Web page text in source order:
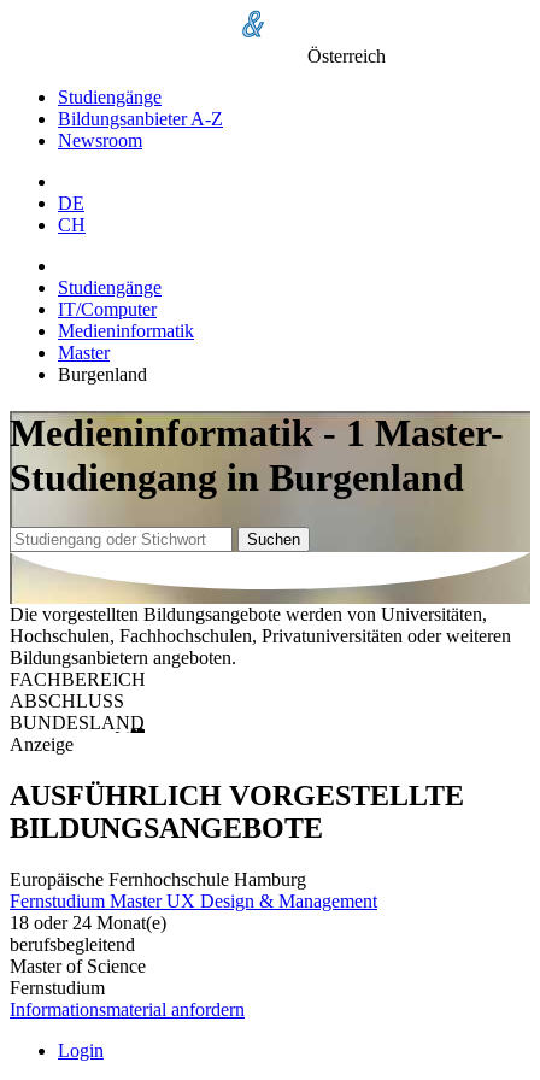
Österreich
Studiengänge
Bildungsanbieter A-Z
Newsroom
DE
CH
Studiengänge
IT/Computer
Medieninformatik
Master
Burgenland
Medieninformatik - 1 Master-
Studiengang in Burgenland
Suchen
Die vorgestellten Bildungsangebote werden von Universitäten,
Hochschulen, Fachhochschulen, Privatuniversitäten oder weiteren
Bildungsanbietern angeboten.
FACHBEREICH
ABSCHLUSS
BUNDESLAND
Anzeige
AUSFÜHRLICH VORGESTELLTE
BILDUNGSANGEBOTE
Europäische Fernhochschule Hamburg
Fernstudium Master UX Design & Management
18 oder 24 Monat(e)
berufsbegleitend
Master of Science
Fernstudium
Informationsmaterial anfordern
Login